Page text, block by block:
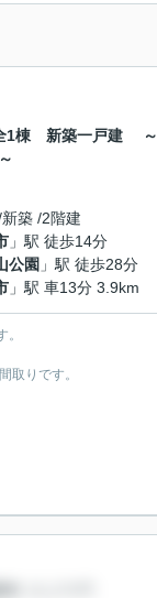
1棟 新築一戸建
築 /2階建
」駅 徒歩14分
公園 」駅 徒歩28分
」駅 車13分 3.9km
取りです。